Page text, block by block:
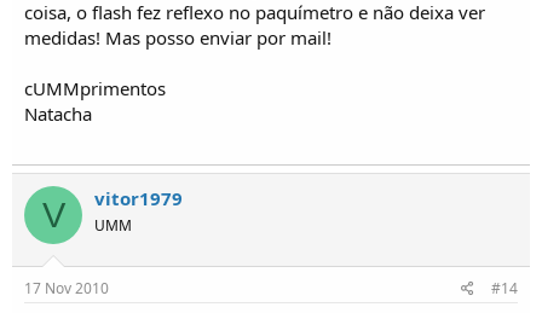
coisa, o flash fez reflexo no paquímetro e não deixa ver
medidas! Mas posso enviar por mail!
cUMMprimentos
Natacha
V vitor1979
UMM
17 Nov 2010 #14